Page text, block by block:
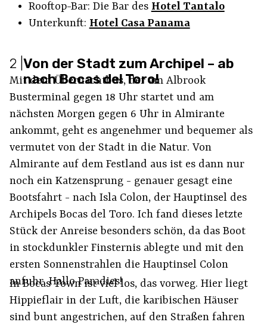
Rooftop-Bar: Die Bar des Hotel Tantalo
Unterkunft: Hotel Casa Panama
2 Von der Stadt zum Archipel – ab
nach Bocas del Toro!
Mit dem Übernachtbus, der am Albrook
Busterminal gegen 18 Uhr startet und am
nächsten Morgen gegen 6 Uhr in Almirante
ankommt, geht es angenehmer und bequemer als
vermutet von der Stadt in die Natur. Von
Almirante auf dem Festland aus ist es dann nur
noch ein Katzensprung - genauer gesagt eine
Bootsfahrt - nach Isla Colon, der Hauptinsel des
Archipels Bocas del Toro. Ich fand dieses letzte
Stück der Anreise besonders schön, da das Boot
in stockdunkler Finsternis ablegte und mit den
ersten Sonnenstrahlen die Hauptinsel Colon
anfuhr. Hallo Paradies!
In Bocas Town ist viel los, das vorweg. Hier liegt
Hippieflair in der Luft, die karibischen Häuser
sind bunt angestrichen, auf den Straßen fahren